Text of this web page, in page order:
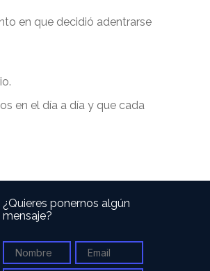
en que decidió adentrarse
en el día a día y que cada
¿Quieres ponernos algún
mensaje?